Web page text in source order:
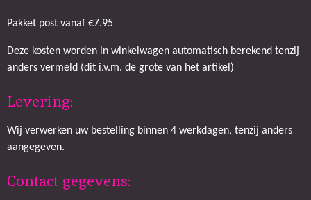
Pakket post vanaf €7.95
Deze kosten worden in winkelwagen automatisch berekend tenzij
anders vermeld (dit i.v.m. de grote van het artikel)
Levering:
Wij verwerken uw bestelling binnen 4 werkdagen, tenzij anders
aangegeven.
Contact gegevens: